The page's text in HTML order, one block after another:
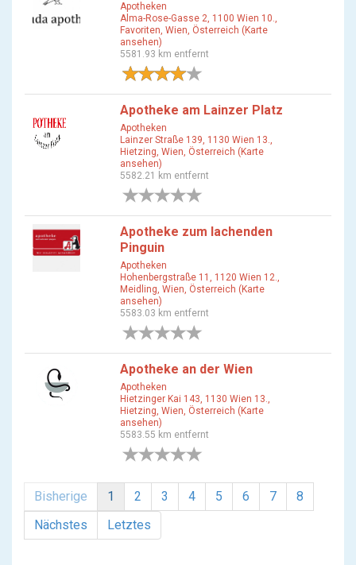
Apotheken
Alma-Rose-Gasse 2, 1100 Wien 10.,
Favoriten, Wien, Österreich (Karte
ansehen)
5581.93 km entfernt
Apotheke am Lainzer Platz
Apotheken
Lainzer Straße 139, 1130 Wien 13.,
Hietzing, Wien, Österreich (Karte
ansehen)
5582.21 km entfernt
Apotheke zum lachenden
Pinguin
Apotheken
Hohenbergstraße 11, 1120 Wien 12.,
Meidling, Wien, Österreich (Karte
ansehen)
5583.03 km entfernt
Apotheke an der Wien
Apotheken
Hietzinger Kai 143, 1130 Wien 13.,
Hietzing, Wien, Österreich (Karte
ansehen)
5583.55 km entfernt
Bisherige 1 2 3 4 5 6 7
8
Nächstes
Letztes